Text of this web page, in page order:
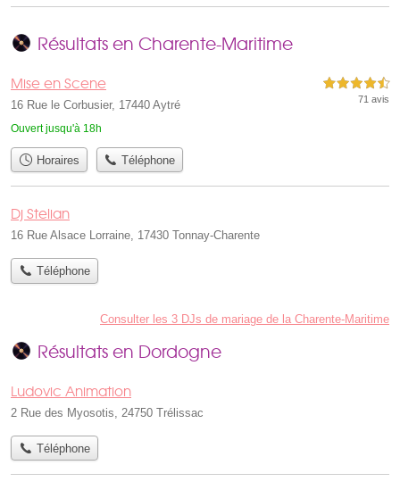
Résultats en Charente-Maritime
Mise en Scene
16 Rue le Corbusier, 17440 Aytré
Ouvert jusqu'à 18h
4,5 étoiles sur 5
71 avis
Horaires Téléphone
Dj Stelian
16 Rue Alsace Lorraine, 17430 Tonnay-Charente
Téléphone
Consulter les 3 DJs de mariage de la Charente-Maritime
Résultats en Dordogne
Ludovic Animation
2 Rue des Myosotis, 24750 Trélissac
Téléphone